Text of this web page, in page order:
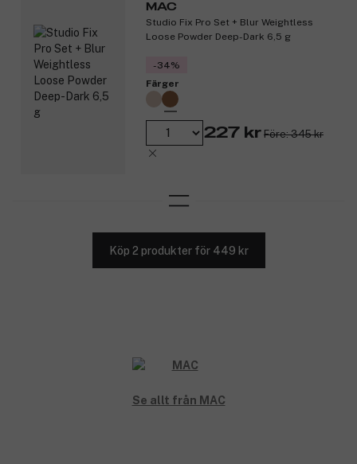
MAC
Studio Fix Pro Set + Blur Weightless
Loose Powder Deep-Dark 6,5 g
-34%
Färger
227 kr Före: 345 kr
Köp 2 produkter för 449 kr
Se allt från MAC